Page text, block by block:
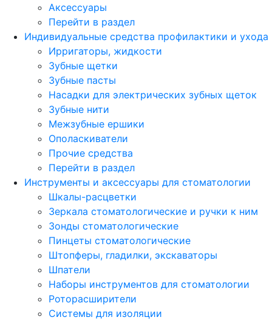
Аксессуары
Перейти в раздел
Индивидуальные средства профилактики и ухода
Ирригаторы, жидкости
Зубные щетки
Зубные пасты
Насадки для электрических зубных щеток
Зубные нити
Межзубные ершики
Ополаскиватели
Прочие средства
Перейти в раздел
Инструменты и аксессуары для стоматологии
Шкалы-расцветки
Зеркала стоматологические и ручки к ним
Зонды стоматологические
Пинцеты стоматологические
Штопферы, гладилки, экскаваторы
Шпатели
Наборы инструментов для стоматологии
Роторасширители
Системы для изоляции